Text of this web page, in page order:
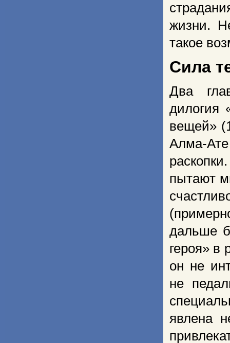
жизни.
такое
Сила
Два
дилогия
вещей»
Алма-Ате
пытают
дальше
героя» в
он не
не
явлена